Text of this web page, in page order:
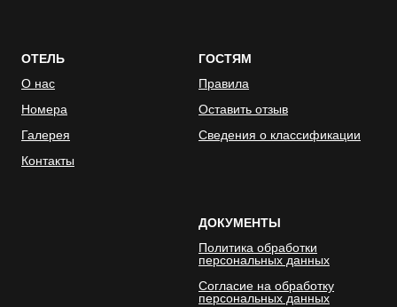
ОТЕЛЬ
О нас
Номера
Галерея
Контакты
ГОСТЯМ
Правила
Оставить отзыв
Сведения о классификации
ДОКУМЕНТЫ
Политика обработки
персональных данных
Согласие на обработку
персональных данных